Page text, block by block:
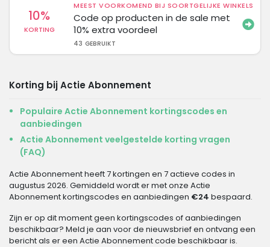
10%
KORTING
MEEST VOORKOMEND BIJ SOORTGELIJKE WINKELS
Code op producten in de sale met
10% extra voordeel
43 GEBRUIKT
Korting bij Actie Abonnement
Populaire Actie Abonnement kortingscodes en
aanbiedingen
Actie Abonnement veelgestelde korting vragen
(FAQ)
Actie Abonnement heeft 7 kortingen en 7 actieve codes in
augustus 2026. Gemiddeld wordt er met onze Actie
Abonnement kortingscodes en aanbiedingen €24 bespaard.
Zijn er op dit moment geen kortingscodes of aanbiedingen
beschikbaar? Meld je aan voor de nieuwsbrief en ontvang een
bericht als er een Actie Abonnement code beschikbaar is.